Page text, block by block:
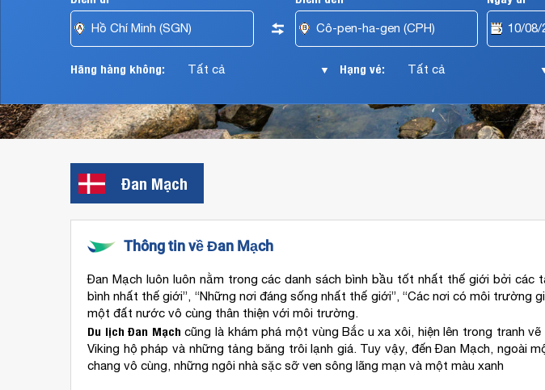
Scandinavian,
Finnair,
Lufthansa,
Hãng hàng không: ▼ Hạng vé:
Đan Mạch
Thông tin về Đan Mạch
Đan Mạch luôn luôn nằm trong các danh sách bình bầu tốt nhất thế giới bởi
bình nhất thế giới”, “Những nơi đáng sống nhất thế giới”, “Các nơi có môi
một đất nước vô cùng thân thiện với môi trường.
Du lịch Đan Mạch cũng là khám phá một vùng Bắc u xa xôi, hiện lên trong tranh
Viking hộ pháp và những tảng băng trôi lạnh giá. Tuy vậy, đến Đan Mạch, ngoài
chang vô cùng, những ngôi nhà sặc sỡ ven sông lãng mạn và một màu xanh